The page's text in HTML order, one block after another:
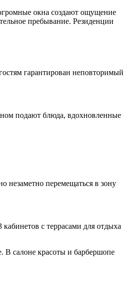
окна создают ощущение
пребывание. Резиденции
гарантирован неповторимый
подают блюда, вдохновленные
незаметно перемещаться в зону
с террасами для отдыха
В салоне красоты и барбершопе